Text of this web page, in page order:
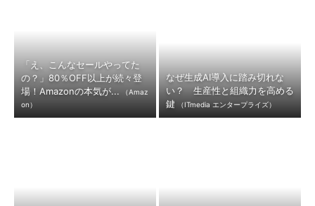
「え、こんなセールやってた
の？」80％OFF以上が続々登
場！Amazonの本気が...
（Amaz
on）
なぜ生成AI導入に踏み切れな
い？ 生産性と組織力を高める
鍵
（ITmedia エンタープライズ）